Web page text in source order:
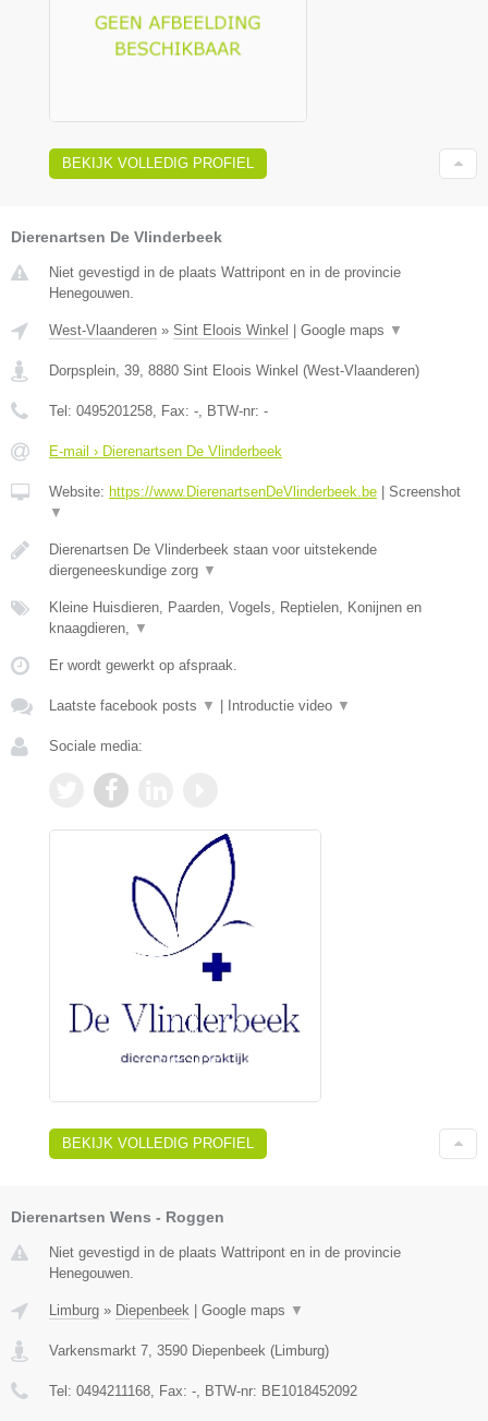
BEKIJK VOLLEDIG PROFIEL
Dierenartsen De Vlinderbeek
Niet gevestigd in de plaats Wattripont en in de provincie
Henegouwen.
West-Vlaanderen » Sint Eloois Winkel | Google maps ▼
Dorpsplein, 39 8880 Sint Eloois Winkel (West-Vlaanderen)
Tel: 0495201258 , Fax: - , BTW-nr: -
E-mail › Dierenartsen De Vlinderbeek
Website: https://www.DierenartsenDeVlinderbeek.be | Screenshot
▼
Dierenartsen De Vlinderbeek staan voor uitstekende
diergeneeskundige zorg ▼
Kleine Huisdieren, Paarden, Vogels, Reptielen, Konijnen en
knaagdieren,
▼
Er wordt gewerkt op afspraak.
Laatste facebook posts ▼ | Introductie video ▼
Sociale media:
BEKIJK VOLLEDIG PROFIEL
Dierenartsen Wens - Roggen
Niet gevestigd in de plaats Wattripont en in de provincie
Henegouwen.
Limburg » Diepenbeek | Google maps ▼
Varkensmarkt 7 3590 Diepenbeek (Limburg)
Tel: 0494211168 , Fax: - , BTW-nr: BE1018452092